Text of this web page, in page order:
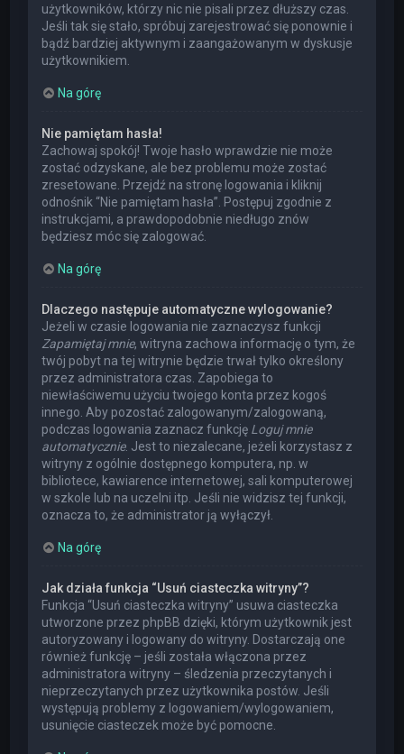
użytkowników, którzy nic nie pisali przez dłuższy czas.
Jeśli tak się stało, spróbuj zarejestrować się ponownie i
bądź bardziej aktywnym i zaangażowanym w dyskusje
użytkownikiem.
Na górę
Nie pamiętam hasła!
Zachowaj spokój! Twoje hasło wprawdzie nie może
zostać odzyskane, ale bez problemu może zostać
zresetowane. Przejdź na stronę logowania i kliknij
odnośnik “Nie pamiętam hasła”. Postępuj zgodnie z
instrukcjami, a prawdopodobnie niedługo znów
będziesz móc się zalogować.
Na górę
Dlaczego następuje automatyczne wylogowanie?
Jeżeli w czasie logowania nie zaznaczysz funkcji
Zapamiętaj mnie, witryna zachowa informację o tym, że
twój pobyt na tej witrynie będzie trwał tylko określony
przez administratora czas. Zapobiega to
niewłaściwemu użyciu twojego konta przez kogoś
innego. Aby pozostać zalogowanym/zalogowaną,
podczas logowania zaznacz funkcję Loguj mnie
automatycznie. Jest to niezalecane, jeżeli korzystasz z
witryny z ogólnie dostępnego komputera, np. w
bibliotece, kawiarence internetowej, sali komputerowej
w szkole lub na uczelni itp. Jeśli nie widzisz tej funkcji,
oznacza to, że administrator ją wyłączył.
Na górę
Jak działa funkcja “Usuń ciasteczka witryny”?
Funkcja “Usuń ciasteczka witryny” usuwa ciasteczka
utworzone przez phpBB dzięki, którym użytkownik jest
autoryzowany i logowany do witryny. Dostarczają one
również funkcję – jeśli została włączona przez
administratora witryny – śledzenia przeczytanych i
nieprzeczytanych przez użytkownika postów. Jeśli
występują problemy z logowaniem/wylogowaniem,
usunięcie ciasteczek może być pomocne.